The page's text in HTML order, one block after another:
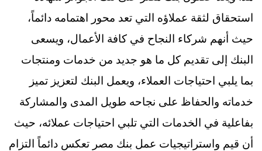
استحقاق لثقة عملاؤه التي تعد محور اهتمامه دائماً،
حيث أنهم شركاء النجاح في كافة الأعمال، ويسعى
البنك إلى تقديم كل ما هو جديد من خدمات ومنتجات
بما يلبي احتياجات العملاء، ويعمل البنك لتعزيز تميز
خدماته والحفاظ على نجاحه طويل المدى والمشاركة
بفاعلية في الخدمات التي تلبي احتياجات عملائه، حيث
أن قيم واستراتيجيات عمل بنك مصر تعكس دائماً التزام